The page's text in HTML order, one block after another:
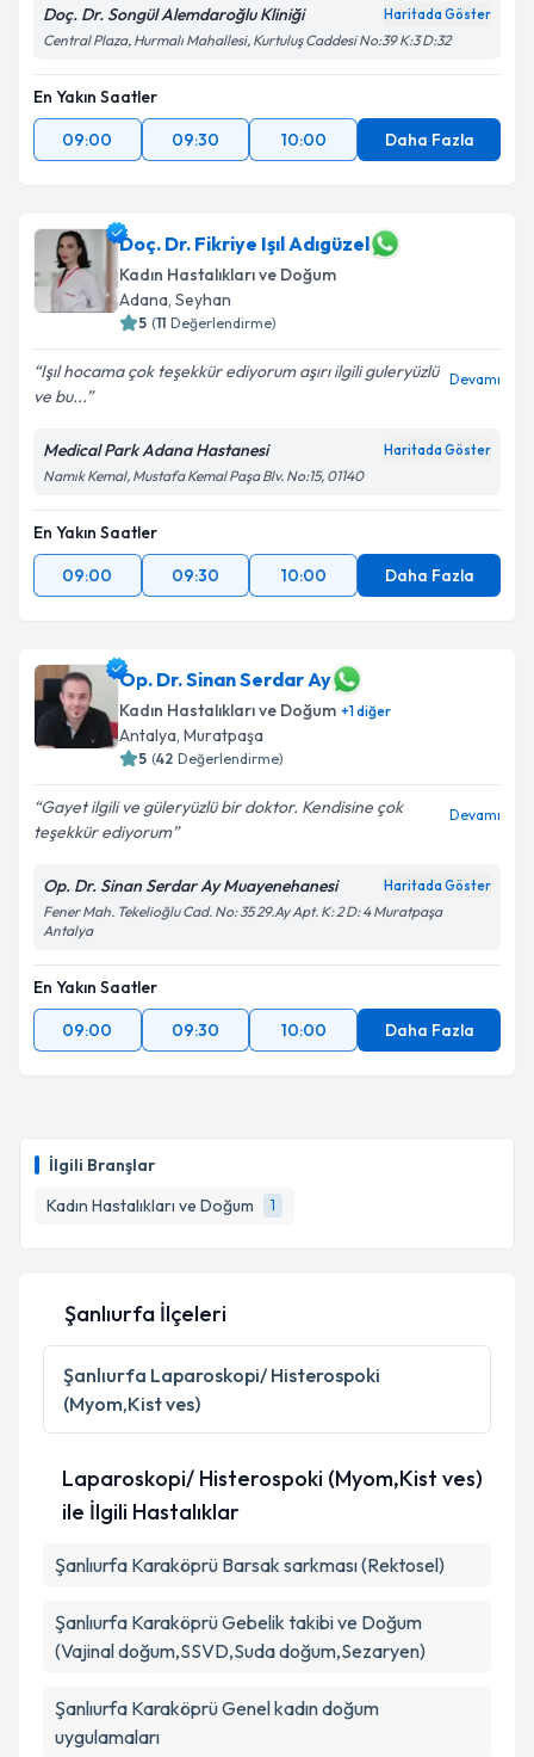
İlgili Branşlar
Kadın Hastalıkları ve Doğum
1
Doç. Dr. Songül Alemdaroğlu Kliniği Haritada Göster
Central Plaza, Hurmalı Mahallesi, Kurtuluş Caddesi No:39 K:3 D:32
En Yakın Saatler
09:00
09:30 10:00 Daha Fazla
Doç. Dr. Fikriye Işıl Adıgüzel
Kadın Hastalıkları ve Doğum
Adana, Seyhan
5 (11 Değerlendirme)
Işıl hocama çok teşekkür ediyorum aşırı ilgili guleryüzlü
ve bu...
Devamı
Medical Park Adana Hastanesi Haritada Göster
Namık Kemal, Mustafa Kemal Paşa Blv. No:15, 01140
En Yakın Saatler
09:00
09:30 10:00 Daha Fazla
Op. Dr. Sinan Serdar Ay
Kadın Hastalıkları ve Doğum +1diğer
Antalya, Muratpaşa
5 (42 Değerlendirme)
Gayet ilgili ve güleryüzlü bir doktor. Kendisine çok
teşekkür ediyorum
Devamı
Op. Dr. Sinan Serdar Ay Muayenehanesi Haritada Göster
Fener Mah. Tekelioğlu Cad. No: 35 29.Ay Apt. K: 2 D: 4 Muratpaşa
Antalya
En Yakın Saatler
09:00
09:30 10:00 Daha Fazla
Şanlıurfa İlçeleri
Şanlıurfa Laparoskopi/ Histerospoki
(Myom,Kist ves)
Laparoskopi/ Histerospoki (Myom,Kist ves)
ile İlgili Hastalıklar
Şanlıurfa Karaköprü Barsak sarkması (Rektosel)
Şanlıurfa Karaköprü Gebelik takibi ve Doğum
(Vajinal doğum,SSVD,Suda doğum,Sezaryen)
Şanlıurfa Karaköprü Genel kadın doğum
uygulamaları